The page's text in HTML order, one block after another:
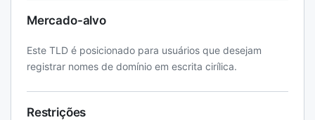
Mercado-alvo
Este TLD é posicionado para usuários que desejam
registrar nomes de domínio em escrita cirílica.
Restrições